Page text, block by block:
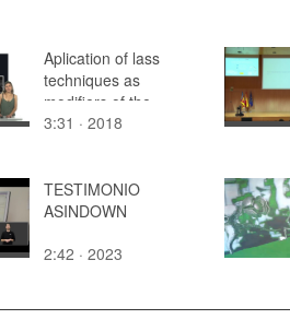
Aplication of lass
techniques as
modifiers of the
surface of the alloys
3:31 · 2018
TESTIMONIO
ASINDOWN
2:42 · 2023